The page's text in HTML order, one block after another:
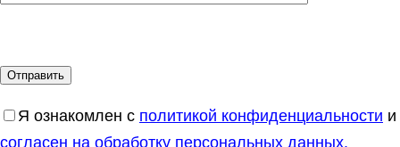
Я ознакомлен с политикой конфиденциальности и
согласен на обработку персональных данных.